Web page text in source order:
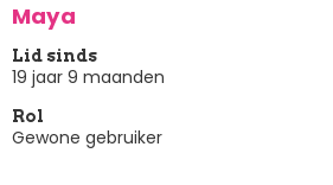
Maya
Lid sinds
19 jaar 9 maanden
Rol
Gewone gebruiker